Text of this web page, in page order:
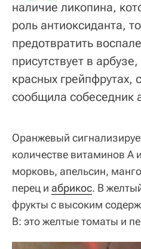
наличие ликопина,
роль антиоксиданта,
предотвратить
присутствует в
красных грейпфрутах,
сообщила собеседник
Оранжевый
количестве витаминов А
морковь, апельсин,
перец и абрикос. В
фрукты с высоким
В: это желтые томаты и